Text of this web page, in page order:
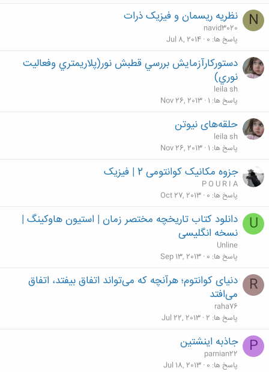
N نظریه ریسمان و فیزیک ذرات
navid3020
پاسخ ها 0
Jul 8, 2014
دستوركارآزمايش بررسي قطبش نور(پلاريمتري وفعاليت
نوري)
leila sh
پاسخ ها 1
Nov 26, 2013
حلقه‌های نیوتن
leila sh
پاسخ ها 1
Nov 26, 2013
جزوه مکانیک کوانتومی 2 | فیزیک
P O U R I A
پاسخ ها 0
Oct 27, 2013
U
دانلود کتاب تاریخچه مختصر زمان | استیون هاوکینگ |
نسخه انگلیسی
Unline
پاسخ ها 0
Sep 13, 2013
R
دنیای کوانتوم؛ هرآنچه که می‌تواند اتفاق بیفتد، اتفاق
می‌افتد
raha76
پاسخ ها 2
Jul 22, 2013
P جاذبه اینشتین
parnian22
پاسخ ها 0
Jul 18, 2013